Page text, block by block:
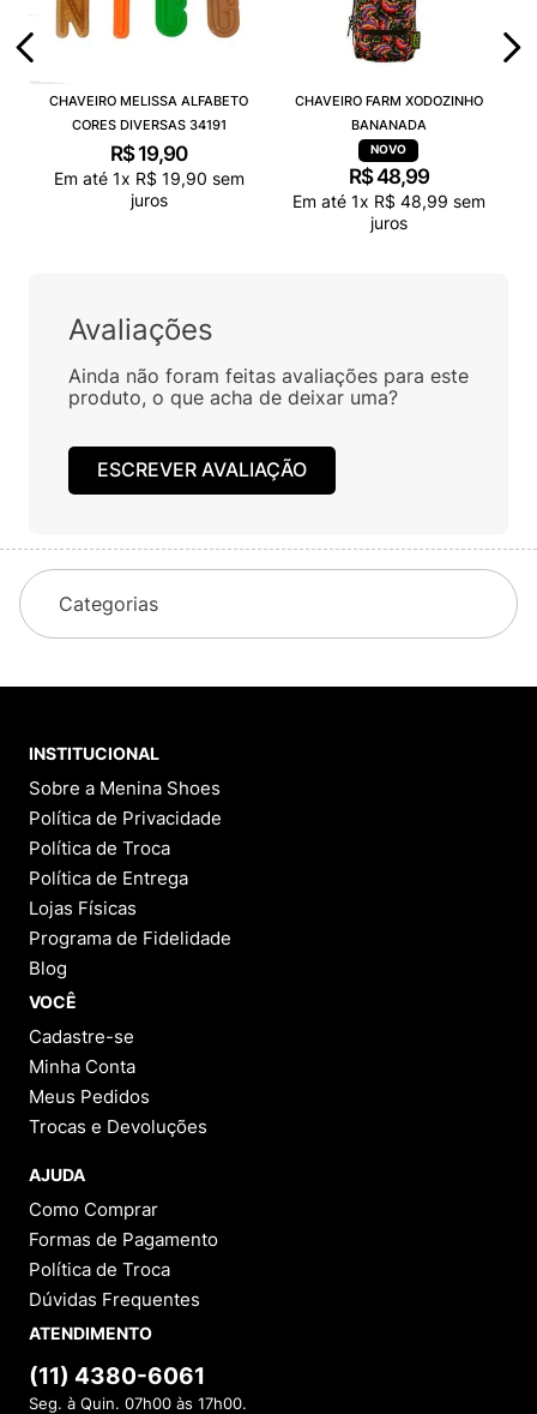
CHAVEIRO MELISSA ALFABETO
CORES DIVERSAS 34191
R$ 19,90
Em até 1x R$ 19,90 sem
juros
CHAVEIRO FARM XODOZINHO
BANANADA
R$48,99
Em até 1x R$ 48,99 sem
juros
Avaliações
Ainda não foram feitas avaliações para este
produto, o que acha de deixar uma?
ESCREVER AVALIAÇÃO
Categorias
INSTITUCIONAL
Sobre a Menina Shoes
Política de Privacidade
Política de Troca
Política de Entrega
Lojas Físicas
Programa de Fidelidade
Blog
VOCÊ
Cadastre-se
Minha Conta
Meus Pedidos
Trocas e Devoluções
AJUDA
Como Comprar
Formas de Pagamento
Política de Troca
Dúvidas Frequentes
ATENDIMENTO
(11) 4380-6061
Seg. à Quin. 07h00 às 17h00.